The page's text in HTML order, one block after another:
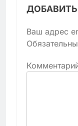
Ваш адрес